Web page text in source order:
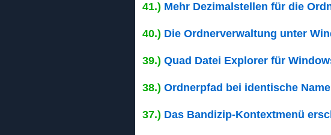
41.) Mehr Dezimalstellen für die
40.) Die Ordnerverwaltung unter
39.) Quad Datei Explorer für
38.) Ordnerpfad bei identische
37.) Das Bandizip-Kontextmenü